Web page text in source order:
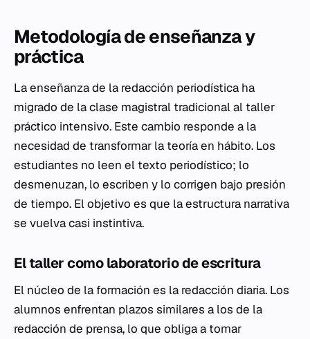
Metodología de enseñanza y
práctica
La enseñanza de la redacción periodística ha
migrado de la clase magistral tradicional al taller
práctico intensivo. Este cambio responde a la
necesidad de transformar la teoría en hábito. Los
estudiantes no leen el texto periodístico; lo
desmenuzan, lo escriben y lo corrigen bajo presión
de tiempo. El objetivo es que la estructura narrativa
se vuelva casi instintiva.
El taller como laboratorio de escritura
El núcleo de la formación es la redacción diaria. Los
alumnos enfrentan plazos similares a los de la
redacción de prensa, lo que obliga a tomar